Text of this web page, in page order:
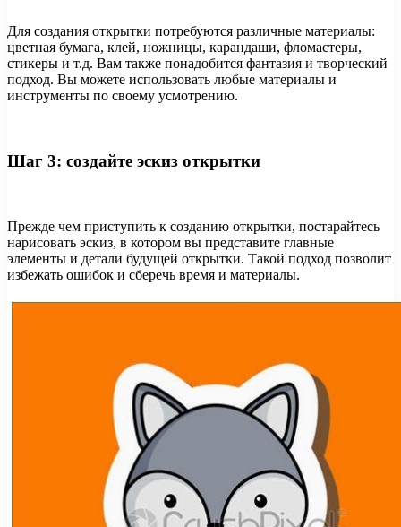
Для создания открытки потребуются различные материалы:
цветная бумага, клей, ножницы, карандаши, фломастеры,
стикеры и т.д. Вам также понадобится фантазия и творческий
подход. Вы можете использовать любые материалы и
инструменты по своему усмотрению.
Шаг 3: создайте эскиз открытки
Прежде чем приступить к созданию открытки, постарайтесь
нарисовать эскиз, в котором вы представите главные
элементы и детали будущей открытки. Такой подход позволит
избежать ошибок и сберечь время и материалы.